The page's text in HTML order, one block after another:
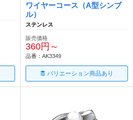
ワイヤーコース（A型シンブ
ル）
ステンレス
販売価格
360円～
品番：AK3349
バリエーション商品あり